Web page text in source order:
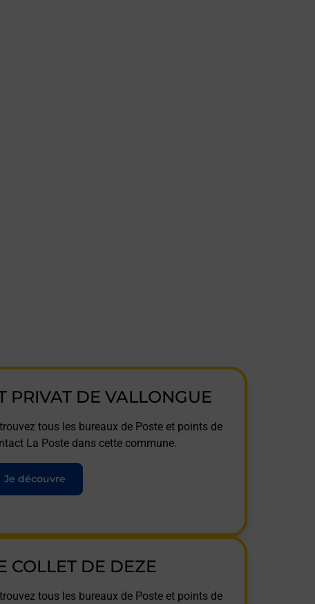
PRIVAT DE VALLONGUE
tous les bureaux de Poste et points de
La Poste dans cette commune.
Je découvre
COLLET DE DEZE
tous les bureaux de Poste et points de